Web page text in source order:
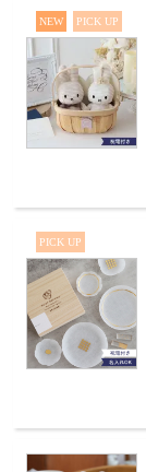
NEW PICK UP
PICK UP